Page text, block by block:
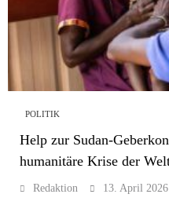
POLITIK
Help zur Sudan-
humanitäre Krise der
Redaktion 13. April 2026